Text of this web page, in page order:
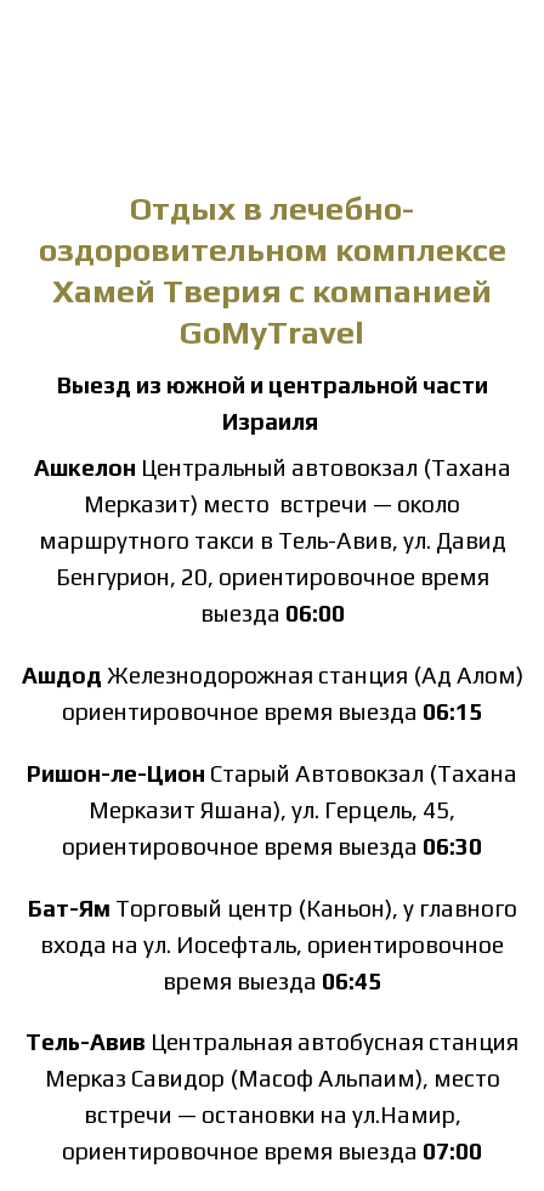
Отдых в лечебно-
оздоровительном комплексе
Хамей Тверия с компанией
GoMyTravel
Выезд из южной и центральной части
Израиля
Ашкелон Центральный автовокзал (Тахана
Мерказит) место встречи — около
маршрутного такси в Тель-Авив, ул. Давид
Бенгурион, 20, ориентировочное время
выезда 06:00
Ашдод Железнодорожная станция (Ад Алом)
ориентировочное время выезда 06:15
Ришон-ле-Цион Старый Автовокзал (Тахана
Мерказит Яшана), ул. Герцель, 45,
ориентировочное время выезда 06:30
Бат-Ям Торговый центр (Каньон), у главного
входа на ул. Иосефталь, ориентировочное
время выезда 06:45
Тель-Авив Центральная автобусная станция
Мерказ Савидор (Масоф Альпаим), место
встречи — остановки на ул.Намир,
ориентировочное время выезда 07:00